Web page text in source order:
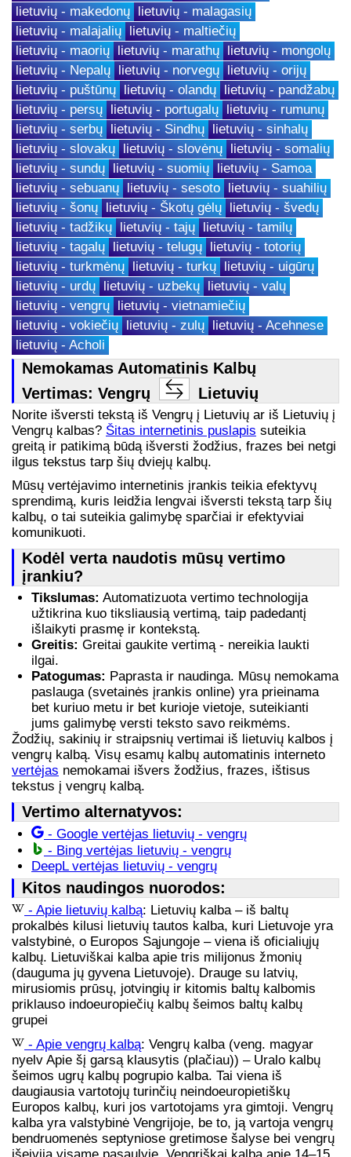
lietuvių - makedonų lietuvių - malagasių
lietuvių - malajalių lietuvių - maltiečių
lietuvių - maorių lietuvių - marathų lietuvių - mongolų
lietuvių - Nepalų lietuvių - norvegų lietuvių - orijų
lietuvių - puštūnų lietuvių - olandų lietuvių - pandžabų
lietuvių - persų lietuvių - portugalų lietuvių - rumunų
lietuvių - serbų lietuvių - Sindhų lietuvių - sinhalų
lietuvių - slovakų lietuvių - slovėnų lietuvių - somalių
lietuvių - sundų lietuvių - suomių lietuvių - Samoa
lietuvių - sebuanų lietuvių - sesoto lietuvių - suahilių
lietuvių - šonų lietuvių - Škotų gėlų lietuvių - švedų
lietuvių - tadžikų lietuvių - tajų lietuvių - tamilų
lietuvių - tagalų lietuvių - telugų lietuvių - totorių
lietuvių - turkmėnų lietuvių - turkų lietuvių - uigūrų
lietuvių - urdų lietuvių - uzbekų lietuvių - valų
lietuvių - vengrų lietuvių - vietnamiečių
lietuvių - vokiečių lietuvių - zulų lietuvių - Acehnese
lietuvių - Acholi
Nemokamas Automatinis Kalbų
Vertimas: Vengrų
Lietuvių
Norite išversti tekstą iš Vengrų į Lietuvių ar iš Lietuvių į
Vengrų kalbas? Šitas internetinis puslapis suteikia
greitą ir patikimą būdą išversti žodžius, frazes bei netgi
ilgus tekstus tarp šių dviejų kalbų.
Mūsų vertėjavimo internetinis įrankis teikia efektyvų
sprendimą, kuris leidžia lengvai išversti tekstą tarp šių
kalbų, o tai suteikia galimybę sparčiai ir efektyviai
komunikuoti.
Kodėl verta naudotis mūsų vertimo
įrankiu?
Tikslumas: Automatizuota vertimo technologija
užtikrina kuo tiksliausią vertimą, taip padedantį
išlaikyti prasmę ir kontekstą.
Greitis: Greitai gaukite vertimą - nereikia laukti
ilgai.
Patogumas: Paprasta ir naudinga. Mūsų nemokama
paslauga (svetainės įrankis online) yra prieinama
bet kuriuo metu ir bet kurioje vietoje, suteikianti
jums galimybę versti teksto savo reikmėms.
Žodžių, sakinių ir straipsnių vertimai iš lietuvių kalbos į
vengrų kalbą. Visų esamų kalbų automatinis interneto
vertėjas nemokamai išvers žodžius, frazes, ištisus
tekstus į vengrų kalbą.
Vertimo alternatyvos:
- Google vertėjas lietuvių - vengrų
- Bing vertėjas lietuvių - vengrų
DeepL vertėjas lietuvių - vengrų
Kitos naudingos nuorodos:
- Apie lietuvių kalbą: Lietuvių kalba – iš baltų
prokalbės kilusi lietuvių tautos kalba, kuri Lietuvoje yra
valstybinė, o Europos Sąjungoje – viena iš oficialiųjų
kalbų. Lietuviškai kalba apie tris milijonus žmonių
(dauguma jų gyvena Lietuvoje). Drauge su latvių,
mirusiomis prūsų, jotvingių ir kitomis baltų kalbomis
priklauso indoeuropiečių kalbų šeimos baltų kalbų
grupei
- Apie vengrų kalbą: Vengrų kalba (veng. magyar
nyelv Apie šį garsą klausytis (plačiau)) – Uralo kalbų
šeimos ugrų kalbų pogrupio kalba. Tai viena iš
daugiausia vartotojų turinčių neindoeuropietiškų
Europos kalbų, kuri jos vartotojams yra gimtoji. Vengrų
kalba yra valstybinė Vengrijoje, be to, ją vartoja vengrų
bendruomenės septyniose gretimose šalyse bei vengrų